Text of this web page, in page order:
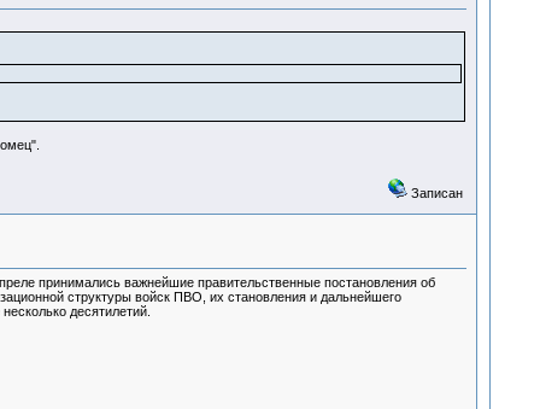
Записан
принимались важнейшие правительственные постановления об
структуры войск ПВО, их становления и дальнейшего
десятилетий.